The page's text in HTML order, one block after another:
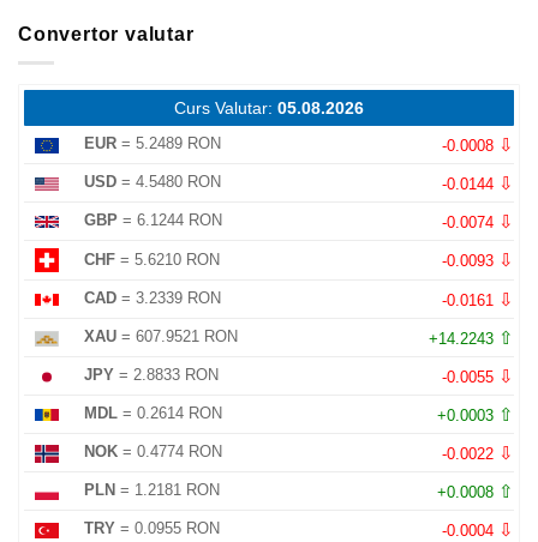
Convertor valutar
Curs Valutar: 05.08.2026
EUR = 5.2489 RON -0.0008 ⇩
USD = 4.5480 RON -0.0144 ⇩
GBP = 6.1244 RON -0.0074 ⇩
CHF = 5.6210 RON -0.0093 ⇩
CAD = 3.2339 RON -0.0161 ⇩
XAU = 607.9521 RON +14.2243 ⇧
JPY = 2.8833 RON -0.0055 ⇩
MDL = 0.2614 RON +0.0003 ⇧
NOK = 0.4774 RON -0.0022 ⇩
PLN = 1.2181 RON +0.0008 ⇧
TRY = 0.0955 RON -0.0004 ⇩